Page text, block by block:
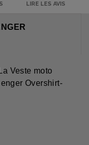
LIRE LES AVIS
Veste moto
Overshirt-